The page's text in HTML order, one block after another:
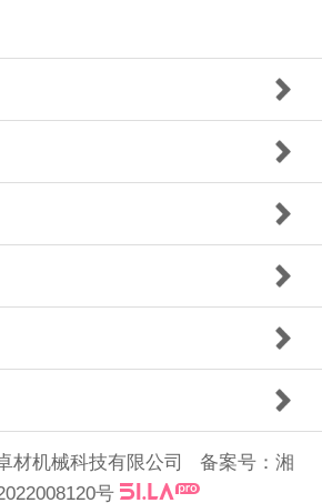
材机械科技有限公司 备案号：湘
号